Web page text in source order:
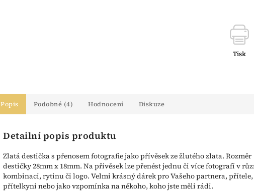
Tisk
Popis Podobné (4) Hodnocení Diskuze
Detailní popis produktu
Zlatá destička s přenosem fotografie jako přívěsek ze žlutého zlata. Rozměr
destičky 28mm x 18mm. Na přívěsek lze přenést jednu či více fotografí v
kombinaci, rytinu či logo. Velmi krásný dárek pro Vašeho partnera, přítele,
přítelkyni nebo jako vzpomínka na někoho, koho jste měli rádi.